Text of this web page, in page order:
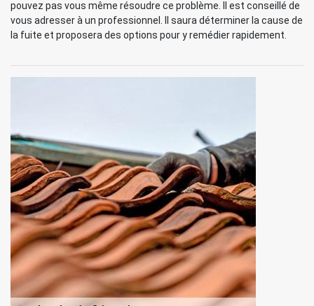
pouvez pas vous même résoudre ce problème. Il est conseillé de
vous adresser à un professionnel. Il saura déterminer la cause de
la fuite et proposera des options pour y remédier rapidement.